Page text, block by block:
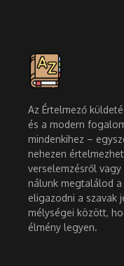
Az Értelmező
és a modern
mindenkihez –
nehezen
verselemzésről
nálunk megtalálod
eligazodni a szavak
mélységei között,
élmény legyen.